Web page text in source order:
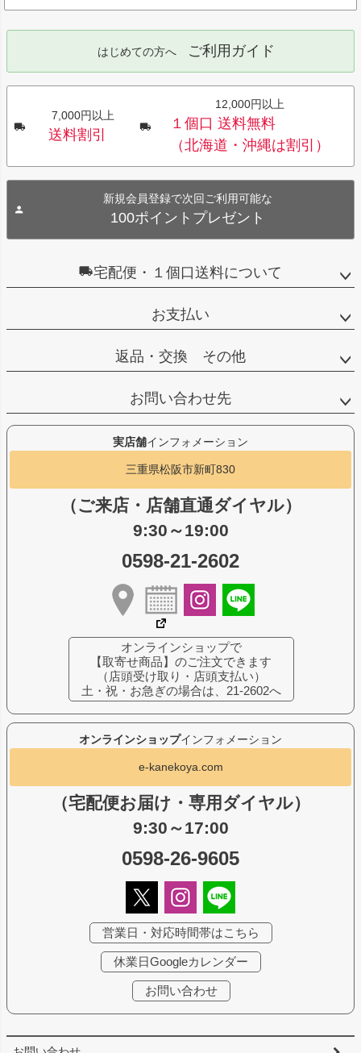
はじめての方へ ご利用ガイド
7,000円以上
送料割引
12,000円以上
１個口 送料無料
（北海道・沖縄は割引）
新規会員登録で次回ご利用可能な
100ポイントプレゼント
宅配便・１個口送料について
お支払い
返品・交換 その他
お問い合わせ先
オンラインショップインフォメーション
e-kanekoya.com
（宅配便お届け・専用ダイヤル）
9:30～17:00
0598-26-9605
営業日・対応時間帯はこちら
休業日Googleカレンダー
お問い合わせ
実店舗インフォメーション
三重県松阪市新町830
（ご来店・店舗直通ダイヤル）
9:30～19:00
0598-21-2602
オンラインショップで
【取寄せ商品】のご注文できます
（店頭受け取り・店頭支払い）
土・祝・お急ぎの場合は、21-2602へ